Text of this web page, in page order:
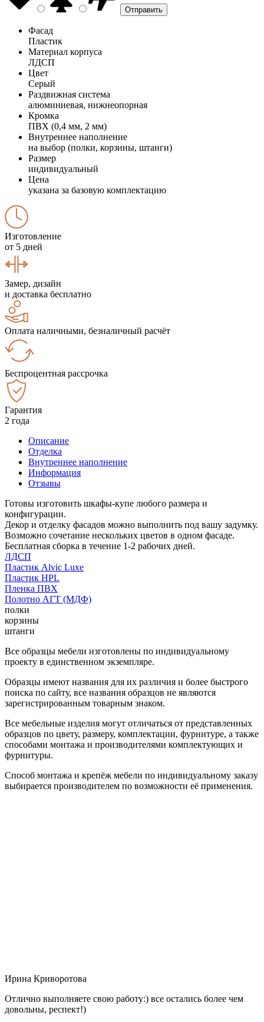
Фасад
Пластик
Материал корпуса
ЛДСП
Цвет
Серый
Раздвижная система
алюминиевая, нижнеопорная
Кромка
ПВХ (0,4 мм, 2 мм)
Внутреннее наполнение
на выбор (полки, корзины, штанги)
Размер
индивидуальный
Цена
указана за базовую комплектацию
Изготовление
от 5 дней
Замер, дизайн
и доставка бесплатно
Оплата наличными, безналичный расчёт
Беспроцентная рассрочка
Гарантия
2 года
Описание
Отделка
Внутреннее наполнение
Информация
Отзывы
Готовы изготовить шкафы-купе любого размера и
конфигурации.
Декор и отделку фасадов можно выполнить под вашу задумку.
Возможно сочетание нескольких цветов в одном фасаде.
Бесплатная сборка в течение 1-2 рабочих дней.
ЛДСП
Пластик Alvic Luxe
Пластик HPL
Пленка ПВХ
Полотно АГТ (МДФ)
полки
корзины
штанги
Все образцы мебели изготовлены по индивидуальному
проекту в единственном экземпляре.
Образцы имеют названия для их различия и более быстрого
поиска по сайту, все названия образцов не являются
зарегистрированным товарным знаком.
Все мебельные изделия могут отличаться от представленных
образцов по цвету, размеру, комплектации, фурнитуре, а также
способами монтажа и производителями комплектующих и
фурнитуры.
Способ монтажа и крепёж мебели по индивидуальному заказу
выбирается производителем по возможности её применения.
Ирина Криворотова
Отлично выполняете свою работу:) все остались более чем
довольны, респект!)